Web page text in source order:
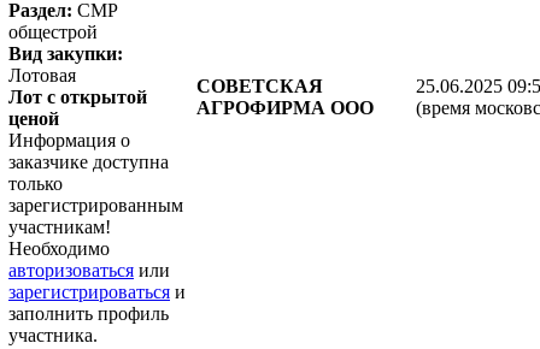
Раздел: СМР
общестрой
Вид закупки:
Лотовая
Лот с открытой
ценой
Информация о
заказчике доступна
только
зарегистрированным
участникам!
Необходимо
авторизоваться или
зарегистрироваться и
заполнить профиль
участника.
СОВЕТСКАЯ
АГРОФИРМА ООО
25.06.2025
(время